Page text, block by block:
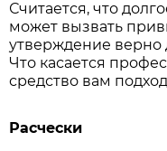
Считается, что
может вызвать
утверждение верно
Что касается
средство вам
Расчески